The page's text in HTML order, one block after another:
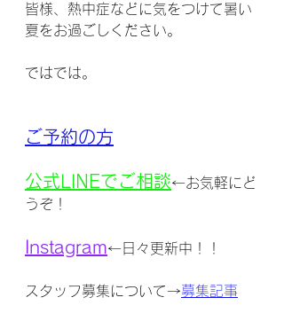
皆様、熱中症などに気をつけて暑い
夏をお過ごしください。
ではでは。
ご予約の方
公式LINEでご相談←お気軽にど
うぞ！
Instagram←日々更新中！！
スタッフ募集について→募集記事